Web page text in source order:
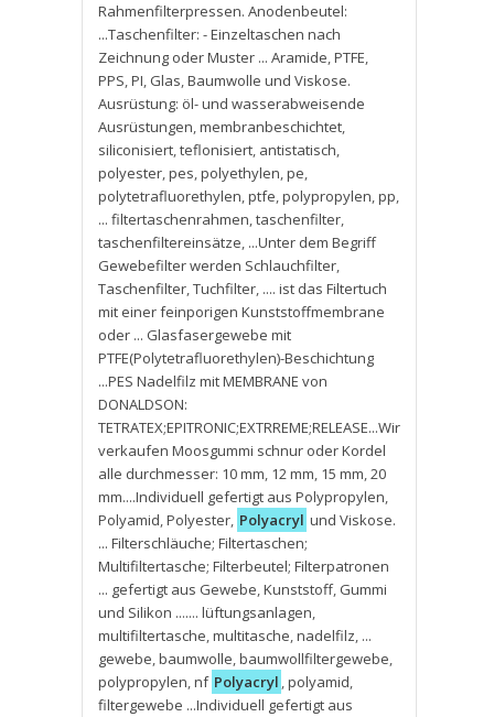
Rahmenfilterpressen. Anodenbeutel:
...Taschenfilter: - Einzeltaschen nach
Zeichnung oder Muster ... Aramide,PTFE,
PPS,PI, Glas,Baumwolle und Viskose.
Ausrüstung: öl- und wasserabweisende
Ausrüstungen,membranbeschichtet,
siliconisiert,teflonisiert, antistatisch,
polyester,pes,polyethylen,pe,
polytetrafluorethylen,ptfe,polypropylen,pp,
... filtertaschenrahmen,taschenfilter,
taschenfiltereinsätze, ...Unter dem Begriff
Gewebefilter werden Schlauchfilter,
Taschenfilter,Tuchfilter, .... ist das Filtertuch
mit einer feinporigen Kunststoffmembrane
oder ... Glasfasergewebe mit
PTFE(Polytetrafluorethylen)-Beschichtung
...PES Nadelfilz mit MEMBRANE von
DONALDSON:
TETRATEX;EPITRONIC;EXTRREME;RELEASE...Wir
verkaufen Moosgummi schnur oder Kordel
alle durchmesser: 10 mm, 12 mm, 15 mm,20
mm....Individuell gefertigt aus Polypropylen,
Polyamid,Polyester, Polyacryl und Viskose.
... Filterschläuche; Filtertaschen;
Multifiltertasche; Filterbeutel; Filterpatronen
... gefertigt aus Gewebe,Kunststoff, Gummi
und Silikon ....... lüftungsanlagen,
multifiltertasche,multitasche,nadelfilz, ...
gewebe,baumwolle,baumwollfiltergewebe,
polypropylen,nf Polyacryl ,polyamid,
filtergewebe ...Individuell gefertigt aus